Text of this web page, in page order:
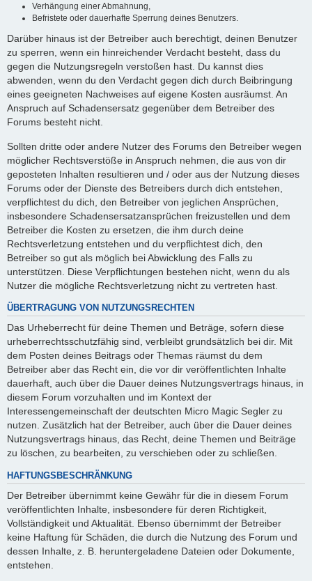
Verhängung einer Abmahnung,
Befristete oder dauerhafte Sperrung deines Benutzers.
Darüber hinaus ist der Betreiber auch berechtigt, deinen Benutzer
zu sperren, wenn ein hinreichender Verdacht besteht, dass du
gegen die Nutzungsregeln verstoßen hast. Du kannst dies
abwenden, wenn du den Verdacht gegen dich durch Beibringung
eines geeigneten Nachweises auf eigene Kosten ausräumst. An
Anspruch auf Schadensersatz gegenüber dem Betreiber des
Forums besteht nicht.
Sollten dritte oder andere Nutzer des Forums den Betreiber wegen
möglicher Rechtsverstöße in Anspruch nehmen, die aus von dir
geposteten Inhalten resultieren und / oder aus der Nutzung dieses
Forums oder der Dienste des Betreibers durch dich entstehen,
verpflichtest du dich, den Betreiber von jeglichen Ansprüchen,
insbesondere Schadensersatzansprüchen freizustellen und dem
Betreiber die Kosten zu ersetzen, die ihm durch deine
Rechtsverletzung entstehen und du verpflichtest dich, den
Betreiber so gut als möglich bei Abwicklung des Falls zu
unterstützen. Diese Verpflichtungen bestehen nicht, wenn du als
Nutzer die mögliche Rechtsverletzung nicht zu vertreten hast.
ÜBERTRAGUNG VON NUTZUNGSRECHTEN
Das Urheberrecht für deine Themen und Beträge, sofern diese
urheberrechtsschutzfähig sind, verbleibt grundsätzlich bei dir. Mit
dem Posten deines Beitrags oder Themas räumst du dem
Betreiber aber das Recht ein, die vor dir veröffentlichten Inhalte
dauerhaft, auch über die Dauer deines Nutzungsvertrags hinaus, in
diesem Forum vorzuhalten und im Kontext der
Interessengemeinschaft der deutschten Micro Magic Segler zu
nutzen. Zusätzlich hat der Betreiber, auch über die Dauer deines
Nutzungsvertrags hinaus, das Recht, deine Themen und Beiträge
zu löschen, zu bearbeiten, zu verschieben oder zu schließen.
HAFTUNGSBESCHRÄNKUNG
Der Betreiber übernimmt keine Gewähr für die in diesem Forum
veröffentlichten Inhalte, insbesondere für deren Richtigkeit,
Vollständigkeit und Aktualität. Ebenso übernimmt der Betreiber
keine Haftung für Schäden, die durch die Nutzung des Forum und
dessen Inhalte, z. B. heruntergeladene Dateien oder Dokumente,
entstehen.